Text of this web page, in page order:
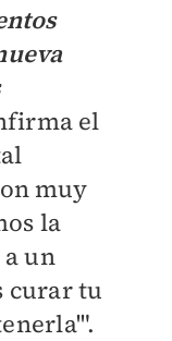
el
muy
la
un
curar tu